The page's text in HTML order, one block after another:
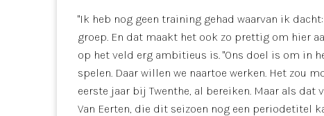
"Ik heb nog geen training gehad waarvan ik
groep. En dat maakt het ook zo prettig om hier
op het veld erg ambitieus is. "Ons doel is om in
spelen. Daar willen we naartoe werken. Het zou
eerste jaar bij Twenthe, al bereiken. Maar als
Van Eerten, die dit seizoen nog een periodetitel